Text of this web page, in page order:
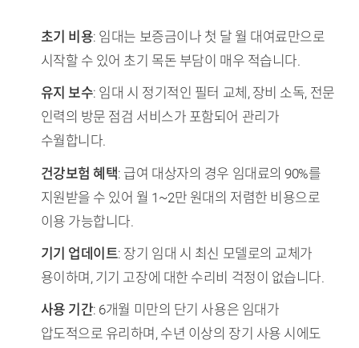
TL;DR (핵심 요약)
초기 비용: 임대는 보증금이나 첫 달 월 대여료만으로
시작할 수 있어 초기 목돈 부담이 매우 적습니다.
유지 보수: 임대 시 정기적인 필터 교체, 장비 소독, 전문
인력의 방문 점검 서비스가 포함되어 관리가
수월합니다.
건강보험 혜택: 급여 대상자의 경우 임대료의 90%를
지원받을 수 있어 월 1~2만 원대의 저렴한 비용으로
이용 가능합니다.
기기 업데이트: 장기 임대 시 최신 모델로의 교체가
용이하며, 기기 고장에 대한 수리비 걱정이 없습니다.
사용 기간: 6개월 미만의 단기 사용은 임대가
압도적으로 유리하며, 수년 이상의 장기 사용 시에도